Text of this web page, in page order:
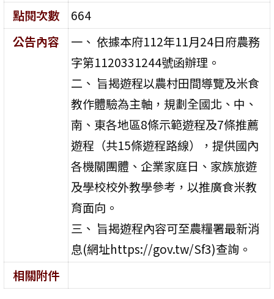
點閱次數
664
公告內容
一、 依據本府112年11月24日府農務
字第1120331244號函辦理。
二、 旨揭遊程以農村田間導覽及米食
教作體驗為主軸，規劃全國北、中、
南、東各地區8條示範遊程及7條推薦
遊程（共15條遊程路線），提供國內
各機關團體、企業家庭日、家族旅遊
及學校校外教學參考，以推廣食米教
育面向。
三、 旨揭遊程內容可至農糧署最新消
息(網址https://gov.tw/Sf3)查詢。
相關附件